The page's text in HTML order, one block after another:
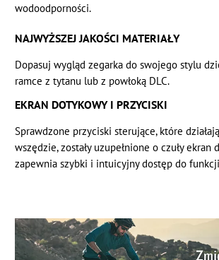
wodoodporności.
NAJWYŻSZEJ JAKOŚCI MATERIAŁY
Dopasuj wygląd zegarka do swojego stylu
ramce z tytanu lub z powłoką DLC.
EKRAN DOTYKOWY I PRZYCISKI
Sprawdzone przyciski sterujące, które
wszędzie, zostały uzupełnione o czuły ekran
zapewnia szybki i intuicyjny dostęp do